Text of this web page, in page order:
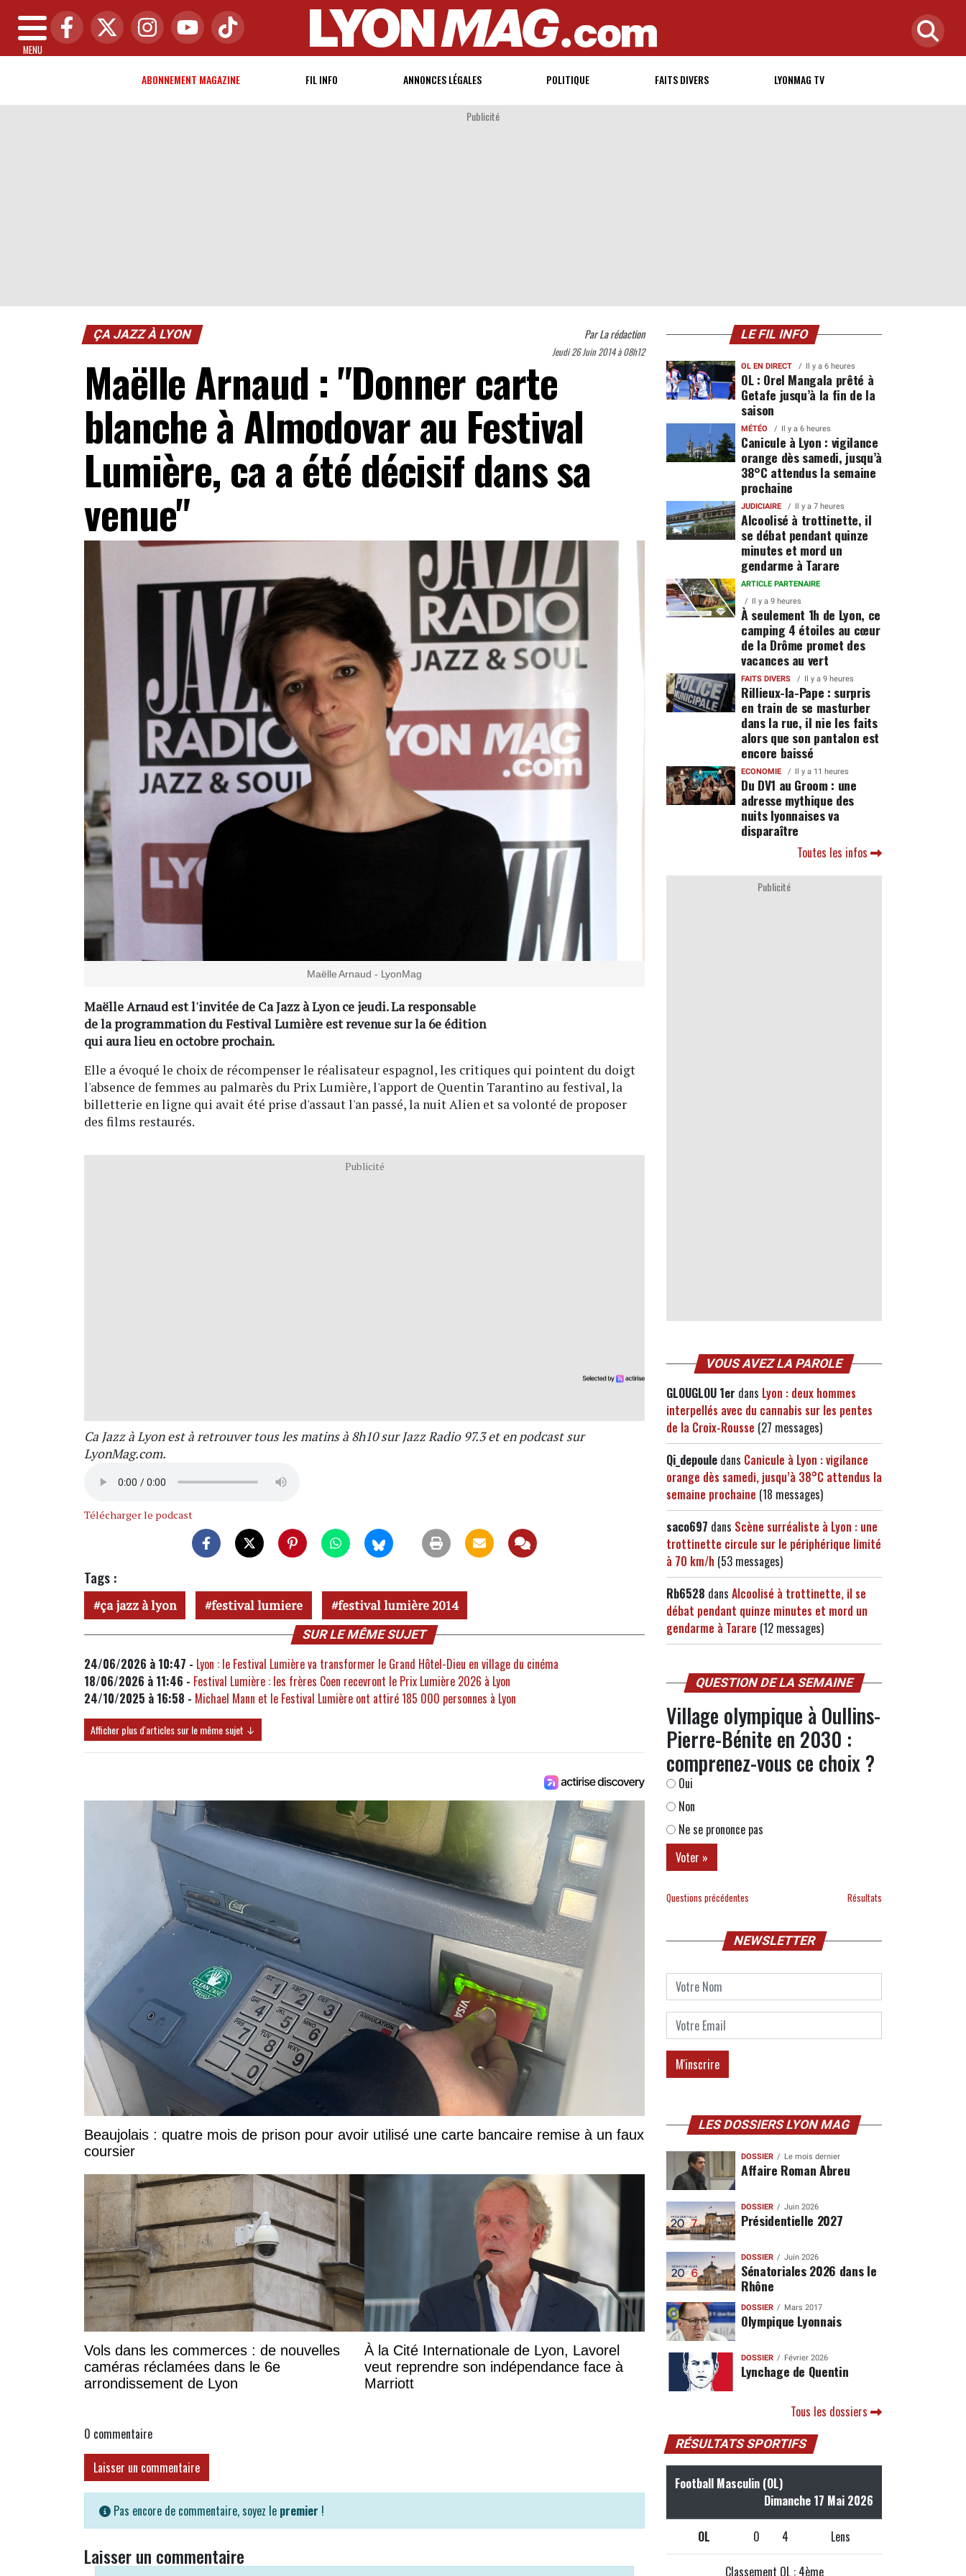
MENU
ABONNEMENT MAGAZINE FIL INFO ANNONCES LÉGALES POLITIQUE FAITS DIVERS LYONMAG TV
Publicité
ÇA JAZZ À LYON ParLa rédaction
Jeudi 26 Juin 2014 à 08h12
Maëlle Arnaud : "Donner carte
blanche à Almodovar au Festival
Lumière, ca a été décisif dans sa
venue"
Maëlle Arnaud - LyonMag
Maëlle Arnaud est l'invitée de Ca Jazz à Lyon ce jeudi. La responsable
de la programmation du Festival Lumière est revenue sur la 6e édition
qui aura lieu en octobre prochain.
Elle a évoqué le choix de récompenser le réalisateur espagnol, les critiques qui pointent du doigt
l'absence de femmes au palmarès du Prix Lumière, l'apport de Quentin Tarantino au festival, la
billetterie en ligne qui avait été prise d'assaut l'an passé, la nuit Alien et sa volonté de proposer
des films restaurés.
Publicité
Ca Jazz à Lyon est à retrouver tous les matins à 8h10 sur Jazz Radio 97.3 et en podcast sur
LyonMag.com.
Télécharger le podcast
Tags :
ça jazz à lyon festival lumiere festival lumière 2014
SUR LE MÊME SUJET
24/06/2026 à 10:47 - Lyon : le Festival Lumière va transformer le Grand Hôtel-Dieu en village du cinéma
18/06/2026 à 11:46 - Festival Lumière : les frères Coen recevront le Prix Lumière 2026 à Lyon
24/10/2025 à 16:58 - Michael Mann et le Festival Lumière ont attiré 185 000 personnes à Lyon
Afficher plus d'articles sur le même sujet ↓
Beaujolais : quatre mois de prison pour avoir utilisé une carte bancaire remise à un faux
coursier
Vols dans les commerces : de nouvelles
caméras réclamées dans le 6e
arrondissement de Lyon
À la Cité Internationale de Lyon, Lavorel
veut reprendre son indépendance face à
Marriott
0 commentaire
Laisser un commentaire
Pas encore de commentaire, soyez le premier !
Laisser un commentaire
LE FIL INFO
OL EN DIRECT Il y a 6 heures
OL : Orel Mangala prêté à
Getafe jusqu’à la fin de la
saison
MÉTÉO Il y a 6 heures
Canicule à Lyon : vigilance
orange dès samedi, jusqu’à
38°C attendus la semaine
prochaine
JUDICIAIRE Il y a 7 heures
Alcoolisé à trottinette, il
se débat pendant quinze
minutes et mord un
gendarme à Tarare
ARTICLE PARTENAIRE
Il y a 9 heures
À seulement 1h de Lyon, ce
camping 4 étoiles au cœur
de la Drôme promet des
vacances au vert
FAITS DIVERS Il y a 9 heures
Rillieux-la-Pape : surpris
en train de se masturber
dans la rue, il nie les faits
alors que son pantalon est
encore baissé
ECONOMIE Il y a 11 heures
Du DV1 au Groom : une
adresse mythique des
nuits lyonnaises va
disparaître
Toutes les infos
Publicité
VOUS AVEZ LA PAROLE
GLOUGLOU 1er dans Lyon : deux hommes
interpellés avec du cannabis sur les pentes
de la Croix-Rousse (27 messages)
Qi_depoule dans Canicule à Lyon : vigilance
orange dès samedi, jusqu’à 38°C attendus la
semaine prochaine (18 messages)
saco697 dans Scène surréaliste à Lyon : une
trottinette circule sur le périphérique limité
à 70 km/h (53 messages)
Rb6528 dans Alcoolisé à trottinette, il se
débat pendant quinze minutes et mord un
gendarme à Tarare (12 messages)
QUESTION DE LA SEMAINE
Village olympique à Oullins-
Pierre-Bénite en 2030 :
comprenez-vous ce choix ?
Oui
Non
Ne se prononce pas
Questions précédentes Résultats
NEWSLETTER
LES DOSSIERS LYON MAG
DOSSIER Le mois dernier
Affaire Roman Abreu
DOSSIER Juin 2026
Présidentielle 2027
DOSSIER Juin 2026
Sénatoriales 2026 dans le
Rhône
DOSSIER Mars 2017
Olympique Lyonnais
DOSSIER Février 2026
Lynchage de Quentin
Tous les dossiers
RÉSULTATS SPORTIFS
Football Masculin (OL)
Dimanche 17 Mai 2026
OL 0 4 Lens
Classement OL : 4ème